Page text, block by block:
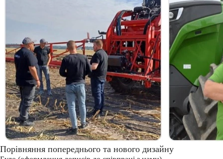
Порівняння попереднього та нового дизайну